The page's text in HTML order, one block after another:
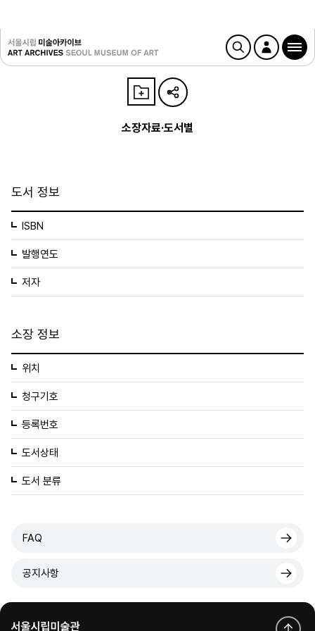
소장자료·도서별
도서 정보
ISBN
발행연도
저자
소장 정보
위치
청구기호
등록번호
도서상태
도서 분류
FAQ
공지사항